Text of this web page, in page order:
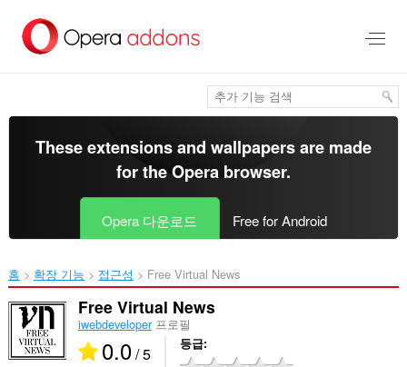
건
These extensions and wallpapers are made
for theOpera browser.
Opera 다운로드 Free for Android
홈 확장 기능 접근성 Free Virtual News‎
Free Virtual News
iwebdeveloper프로필
0.0/ 5 등급